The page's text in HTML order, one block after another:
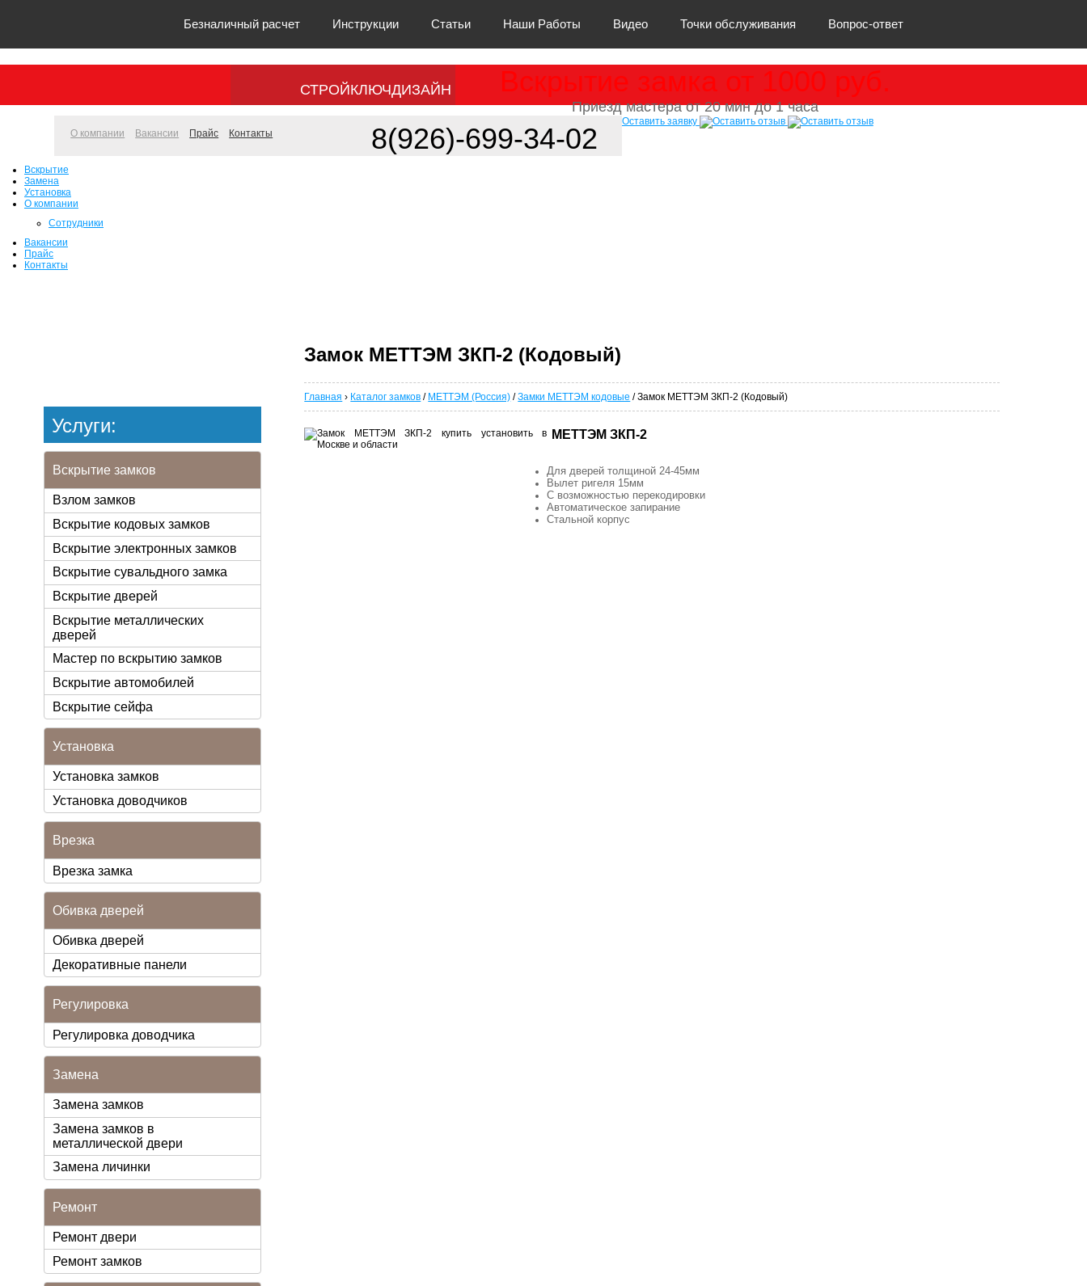
Безналичный расчет Инструкции Статьи Наши Работы Видео Точки обслуживания Вопрос-ответ
СТРОЙКЛЮЧДИЗАЙН Вскрытие замка от 1000 руб.
Приезд мастера от 20 мин до 1 часа
О компании Вакансии Прайс Контакты 8(926)-699-34-02
Оставить заявку
Вскрытие
Замена
Установка
О компании
Сотрудники
Вакансии
Прайс
Контакты
Услуги:
Вскрытие замков
Взлом замков
Вскрытие кодовых замков
Вскрытие электронных замков
Вскрытие сувальдного замка
Вскрытие дверей
Вскрытие металлических
дверей
Мастер по вскрытию замков
Вскрытие автомобилей
Вскрытие сейфа
Установка
Установка замков
Установка доводчиков
Врезка
Врезка замка
Обивка дверей
Обивка дверей
Декоративные панели
Регулировка
Регулировка доводчика
Замена
Замена замков
Замена замков в
металлической двери
Замена личинки
Ремонт
Ремонт двери
Ремонт замков
Замок МЕТТЭМ ЗКП-2 (Кодовый)
Главная › Каталог замков / МЕТТЭМ (Россия) /Замки МЕТТЭМ кодовые / Замок МЕТТЭМ ЗКП-2 (Кодовый)
МЕТТЭМ ЗКП-2
Для дверей толщиной 24-45мм
Вылет ригеля 15мм
С возможностью перекодировки
Автоматическое запирание
Стальной корпус